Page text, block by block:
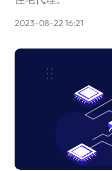
2023-08-22 16:21